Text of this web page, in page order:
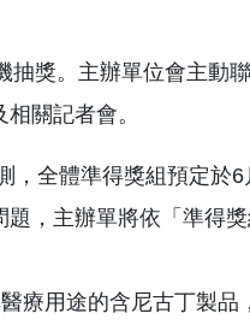
獎。主辦單位會主動
關記者會。
，全體準得獎組預定於
，主辦單將依「準得
療用途的含尼古丁製品